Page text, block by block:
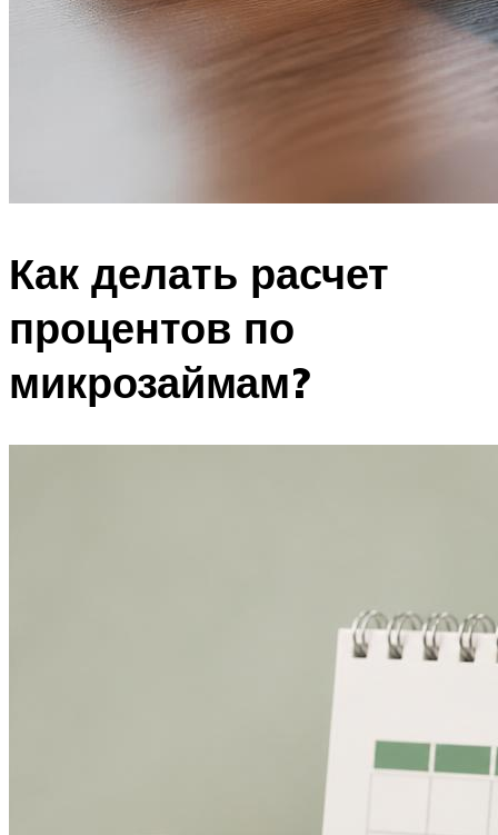
Как делать расчет
процентов по
микрозаймам?